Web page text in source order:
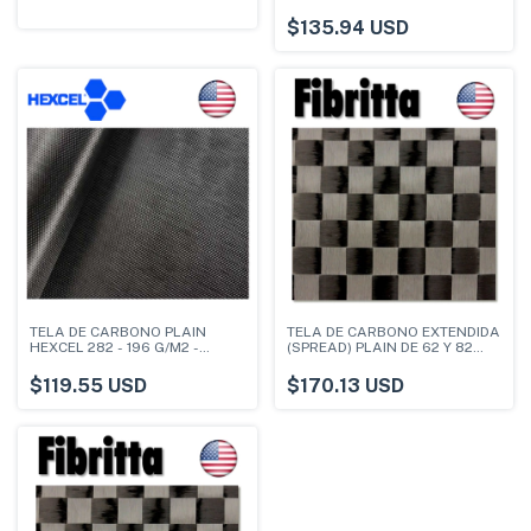
$135.94 USD
TELA DE CARBONO PLAIN
HEXCEL 282 - 196 G/M2 -
$119.55 USD
TELA DE CARBONO EXTENDIDA
(SPREAD) PLAIN DE 62 Y 82
$170.13 USD